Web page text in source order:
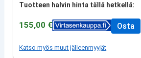
Tuotteen halvin hinta tällä hetkellä:
155,00 € Osta
Katso myös muut jälleenmyyjät